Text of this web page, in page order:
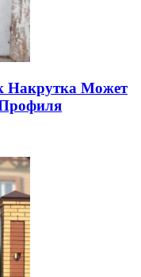
Накрутка Может